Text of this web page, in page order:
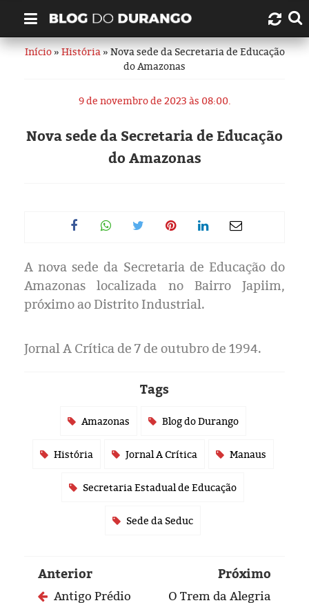
Quem é Durango Duarte?
Links úteis
Contato
Artigos
História
Eleições 2024
Pesquisas
Política
Livros
Início»História» Nova sede da Secretaria de Educação
do Amazonas
9 de novembro de 2023 às 08:00.
Nova sede da Secretaria de Educação
do Amazonas
A nova sede da Secretaria de Educação do
Amazonas localizada no Bairro Japiim,
próximo ao Distrito Industrial.
Jornal A Crítica de 7 de outubro de 1994.
Tags
Amazonas Blog do Durango
História Jornal A Crítica Manaus
Secretaria Estadual de Educação
Sede da Seduc
Anterior
Antigo Prédio
Próximo
O Trem da Alegria